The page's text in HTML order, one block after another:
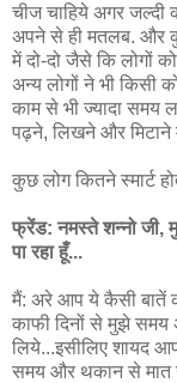
चीज चाहिये अगर
अपने से ही मतलब. और
में दो-दो जैसे कि लोगों
अन्य लोगों ने भी
काम से भी ज्यादा
पढ़ने, लिखने और मिटाने
कुछ लोग कितने स्मार्ट
फ्रेंड: नमस्ते शन्नो जी,
पा रहा हूँ...
मैं: अरे आप ये कैसी बातें
काफी दिनों से मुझे समय
लिये...इसीलिए शायद
समय और थकान से मात